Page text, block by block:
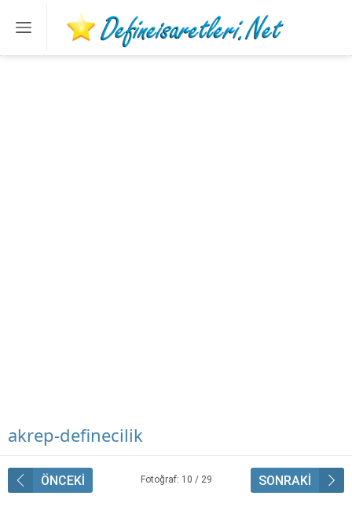
akrep-definecilik
ÖNCEKİ Fotoğraf: 10 / 29 SONRAKİ